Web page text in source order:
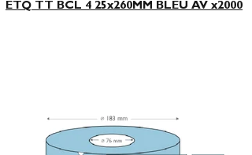
ETQ TT BCL 4 25x260MM BLEU AV x2000